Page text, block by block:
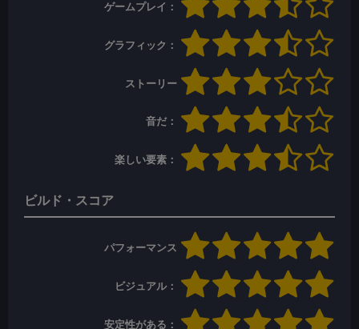
ゲームプレイ：
グラフィック：
ストーリー
音だ：
楽しい要素：
ビルド・スコア
パフォーマンス
ビジュアル：
安定性がある：